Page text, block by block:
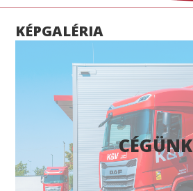
KÉPGALÉRIA
CÉGÜNK